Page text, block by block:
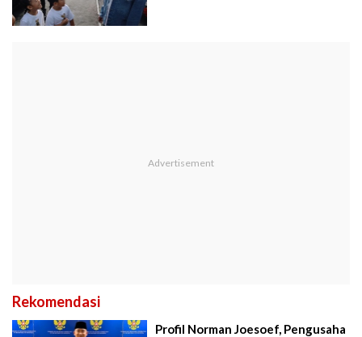
Rekomendasi
Profil Norman Joesoef, Pengusaha